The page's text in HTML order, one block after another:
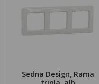
Sedna Design, Rama